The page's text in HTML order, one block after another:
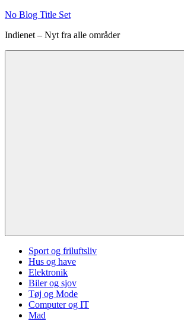
Videre
indhold
No Blog Title Set
Indienet – Nyt fra alle områder
Sport og friluftsliv
Hus og have
Elektronik
Biler og sjov
Tøj og Mode
Computer og IT
Mad